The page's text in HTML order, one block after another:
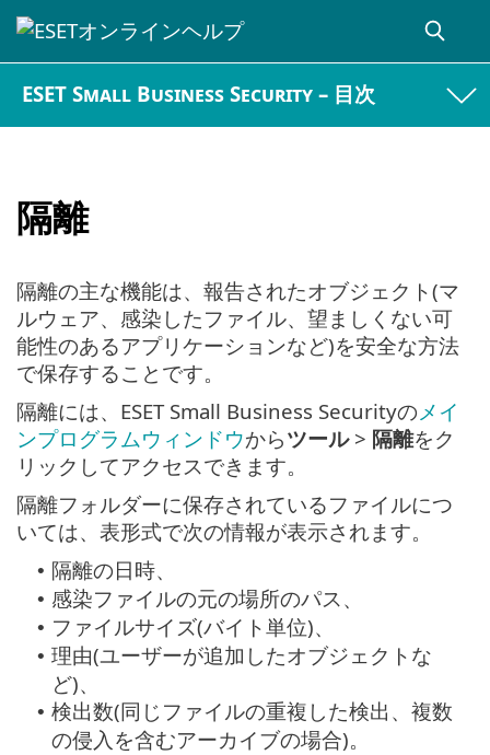
ESET Small Business Security – 目次
隔離
隔離の主な機能は、報告されたオブジェクト(マ
ルウェア、感染したファイル、望ましくない可
能性のあるアプリケーションなど)を安全な方法
で保存することです。
隔離には、ESET Small Business Securityのメイ
ンプログラムウィンドウからツール> 隔離をク
リックしてアクセスできます。
隔離フォルダーに保存されているファイルにつ
いては、表形式で次の情報が表示されます。
• 隔離の日時、
• 感染ファイルの元の場所のパス、
• ファイルサイズ(バイト単位)、
• 理由(ユーザーが追加したオブジェクトな
ど)、
• 検出数(同じファイルの重複した検出、複数
の侵入を含むアーカイブの場合)。